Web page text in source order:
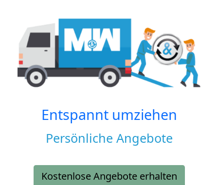
Entspannt umziehen
Persönliche Angebote
Kostenlose Angebote erhalten